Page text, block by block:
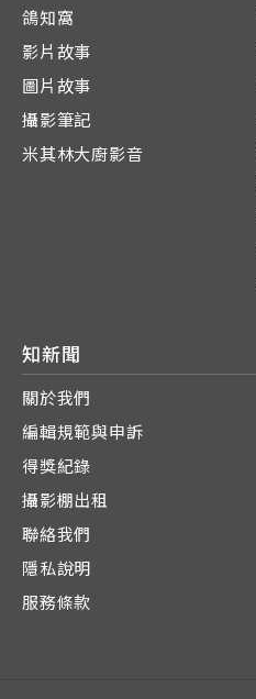
鴿知窩
影片故事
圖片故事
攝影筆記
米其林大廚影音
知新聞
關於我們
編輯規範與申訴
得獎紀錄
攝影棚出租
聯絡我們
隱私說明
服務條款